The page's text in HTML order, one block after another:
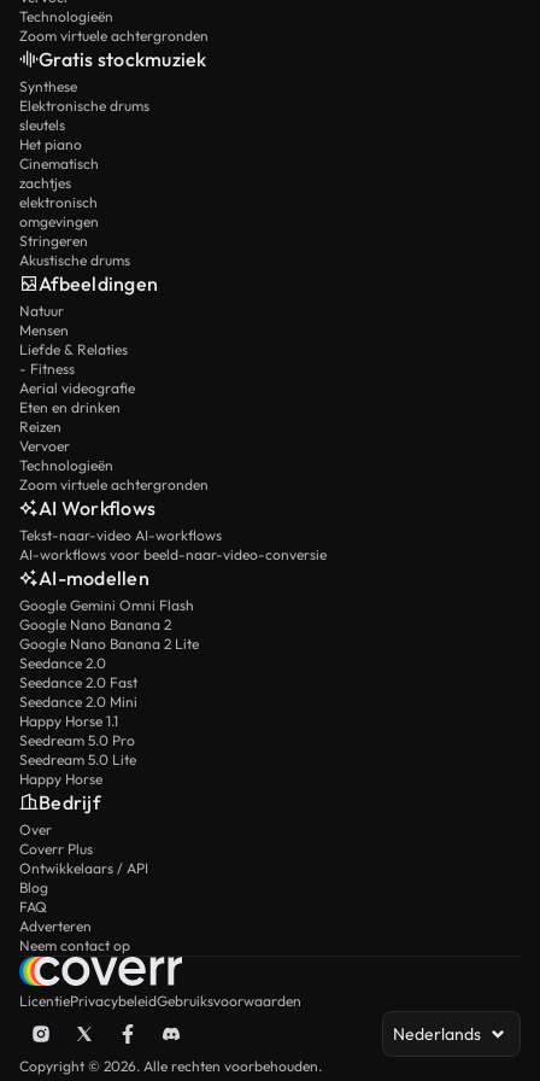
Technologieën
Zoom virtuele achtergronden
Gratis stockmuziek
Synthese
Elektronische drums
sleutels
Het piano
Cinematisch
zachtjes
elektronisch
omgevingen
Stringeren
Akustische drums
Afbeeldingen
Natuur
Mensen
Liefde & Relaties
- Fitness
Aerial videografie
Eten en drinken
Reizen
Vervoer
Technologieën
Zoom virtuele achtergronden
AI Workflows
Tekst-naar-video AI-workflows
AI-workflows voor beeld-naar-video-conversie
AI-modellen
Google Gemini Omni Flash
Google Nano Banana 2
Google Nano Banana 2 Lite
Seedance 2.0
Seedance 2.0 Fast
Seedance 2.0 Mini
Happy Horse 1.1
Seedream 5.0 Pro
Seedream 5.0 Lite
Happy Horse
Bedrijf
Over
Coverr Plus
Ontwikkelaars / API
Blog
FAQ
Adverteren
Neem contact op
LicentiePrivacybeleidGebruiksvoorwaarden
Nederlands
Copyright © 2026. Alle rechten voorbehouden.